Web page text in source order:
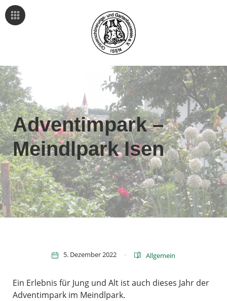
Adventimpark –
Meindlpark Isen
5. Dezember 2022 Allgemein
Ein Erlebnis für Jung und Alt ist auch dieses Jahr der
Adventimpark im Meindlpark.